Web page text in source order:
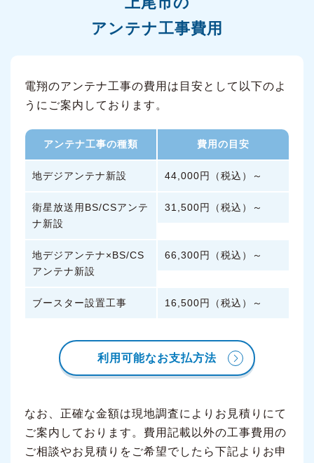
アンテナ工事費用
電翔のアンテナ工事の費用は目安として以下のよ
うにご案内しております。
アンテナ工事の種類 費用の目安
地デジアンテナ新設 44,000円（税込）～
衛星放送用BS/CSアンテ
ナ新設
31,500円（税込）～
地デジアンテナ×BS/CS
アンテナ新設
66,300円（税込）～
ブースター設置工事 16,500円（税込）～
利用可能なお支払方法
なお、正確な金額は現地調査によりお見積りにて
ご案内しております。費用記載以外の工事費用の
ご相談やお見積りをご希望でしたら下記よりお申